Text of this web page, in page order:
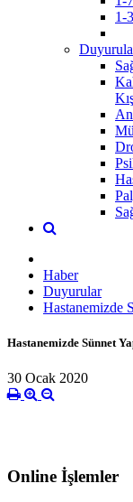
1-
Haber
Duyurular
Hastanemizde
Hastanemizde Sünnet
30 Ocak 2020
Online İşlemler